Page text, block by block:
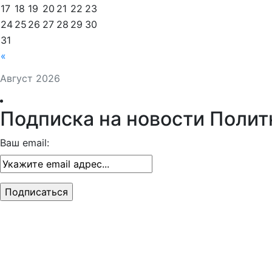
Август 2026
«
17 18 19 20 21 22 23
24 25 26 27 28 29 30
31
Подписка на новости
Ваш email: